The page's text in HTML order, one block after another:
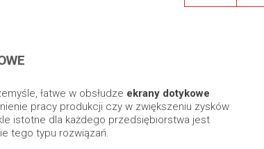
łatwe w obsłudze ekrany dotykowe
pracy produkcji czy w zwiększeniu zysków
istotne dla każdego przedsiębiorstwa jest
tego typu rozwiązań.